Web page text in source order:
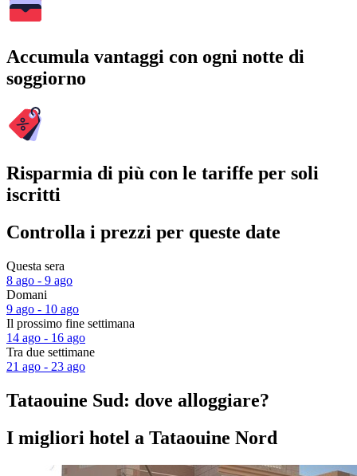
Accumula vantaggi con ogni notte di
soggiorno
Risparmia di più con le tariffe per soli
iscritti
Controlla i prezzi per queste date
Questa sera
8 ago - 9 ago
Domani
9 ago - 10 ago
Il prossimo fine settimana
14 ago - 16 ago
Tra due settimane
21 ago - 23 ago
Tataouine Sud: dove alloggiare?
I migliori hotel a Tataouine Nord